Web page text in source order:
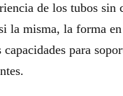
de los tubos sin
la misma, la forma
capacidades para